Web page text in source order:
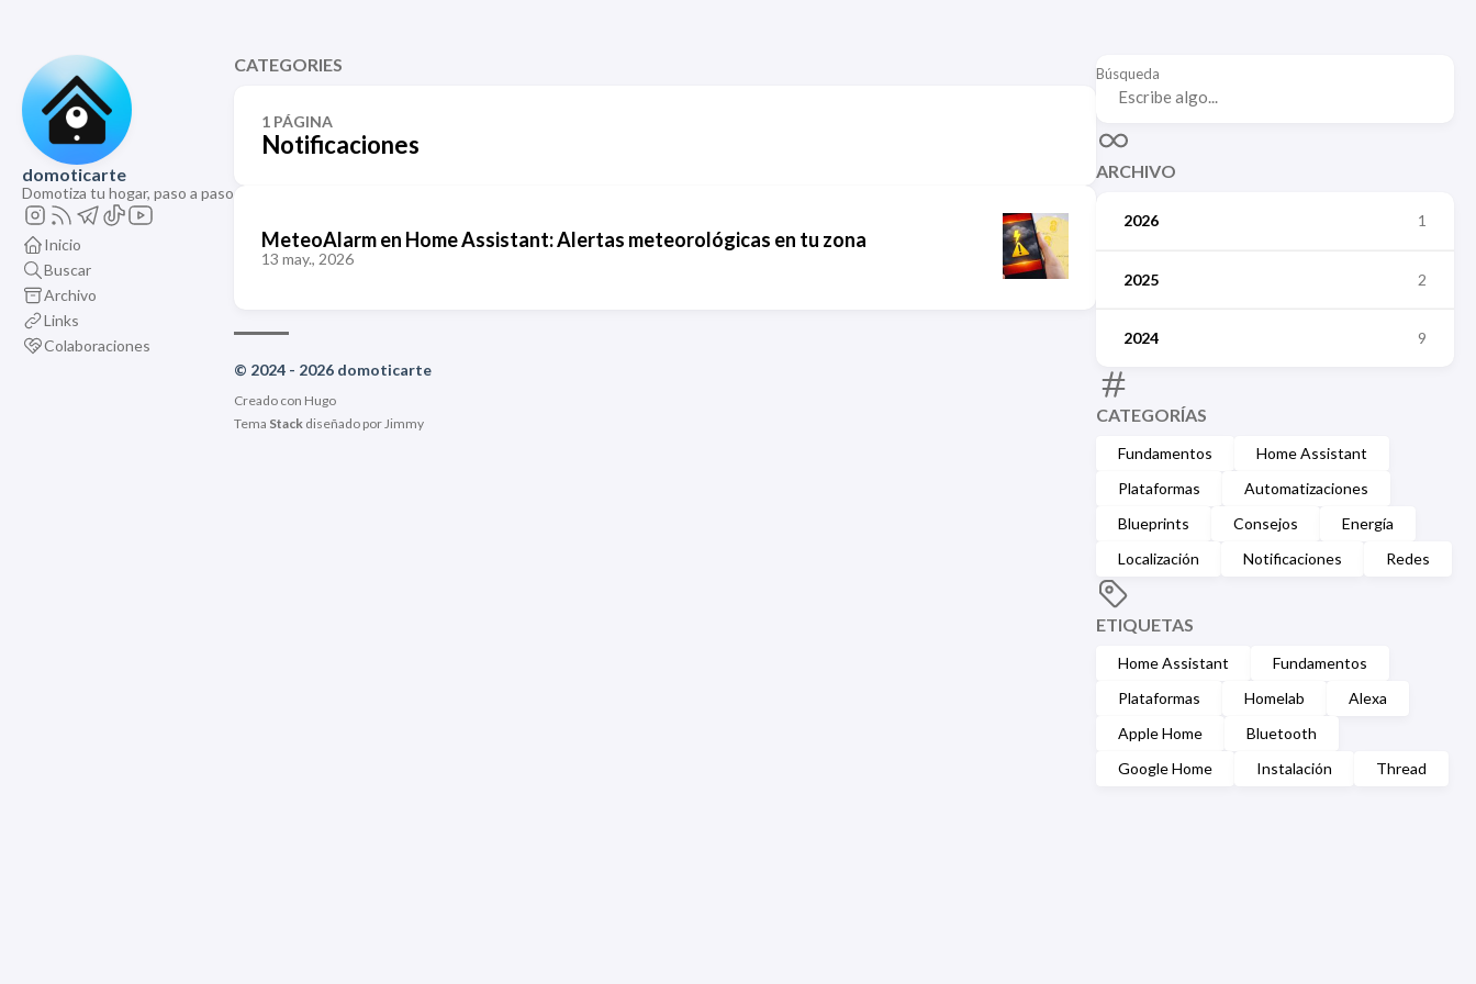
domoticarte
Domotiza tu hogar, paso a paso
Inicio
Buscar
Archivo
Links
Colaboraciones
Búsqueda
ARCHIVO
2026 1
2025 2
2024 9
CATEGORÍAS
Fundamentos
Home Assistant
Plataformas
Automatizaciones
Blueprints
Consejos
Energía
Localización
Notificaciones Redes
ETIQUETAS
Home Assistant
Fundamentos
Plataformas
Homelab
Alexa
Apple Home
Bluetooth
Google Home
Instalación Thread
CATEGORIES
1 PÁGINA
Notificaciones
MeteoAlarm en Home Assistant: Alertas meteorológicas en tu zona
13 may., 2026
© 2024 - 2026 domoticarte
Creado con Hugo
Tema Stack diseñado porJimmy